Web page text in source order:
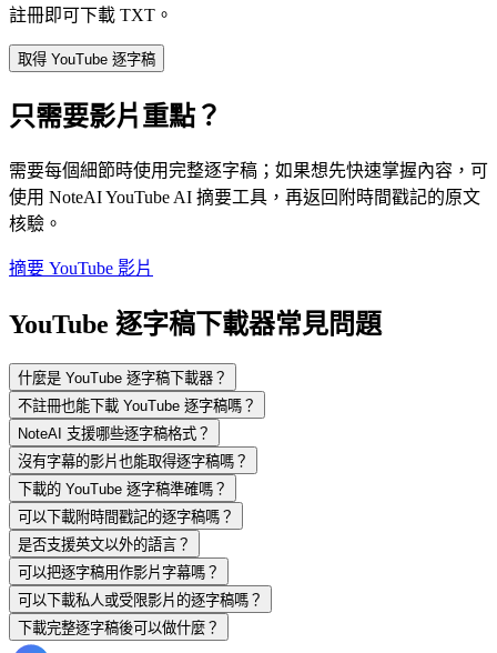
註冊即可下載 TXT。
取得 YouTube 逐字稿
只需要影片重點？
需要每個細節時使用完整逐字稿；如果想先快速掌握內容，可
使用 NoteAI YouTube AI 摘要工具，再返回附時間戳記的原文
核驗。
摘要 YouTube 影片
YouTube 逐字稿下載器常見問題
什麼是 YouTube 逐字稿下載器？
不註冊也能下載 YouTube 逐字稿嗎？
NoteAI 支援哪些逐字稿格式？
沒有字幕的影片也能取得逐字稿嗎？
下載的 YouTube 逐字稿準確嗎？
可以下載附時間戳記的逐字稿嗎？
是否支援英文以外的語言？
可以把逐字稿用作影片字幕嗎？
可以下載私人或受限影片的逐字稿嗎？
下載完整逐字稿後可以做什麼？